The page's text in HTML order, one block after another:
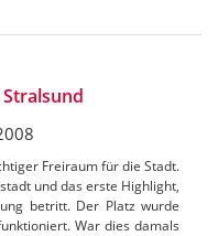
Freiraum für die Stadt.
und das erste Highlight,
betritt. Der Platz wurde
War dies damals